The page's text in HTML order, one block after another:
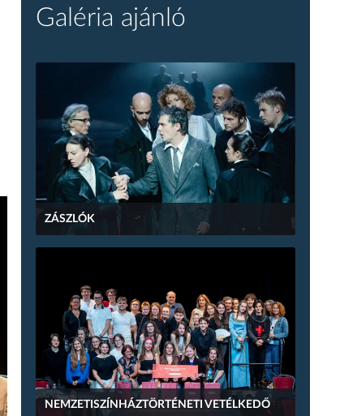
Galéria ajánló
ZÁSZLÓK
NEMZETISZÍNHÁZTÖRTÉNETI VETÉLKEDŐ